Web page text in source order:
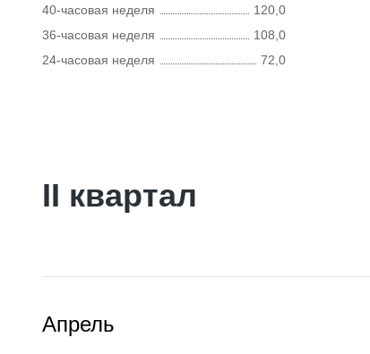
40-часовая неделя
120,0
36-часовая неделя
108,0
24-часовая неделя
72,0
II квартал
Апрель